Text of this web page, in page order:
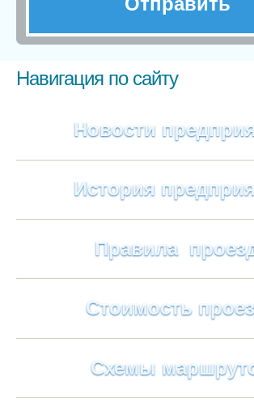
Навигация по сайту
Новости
История
Правила
Стоимость
Схемы